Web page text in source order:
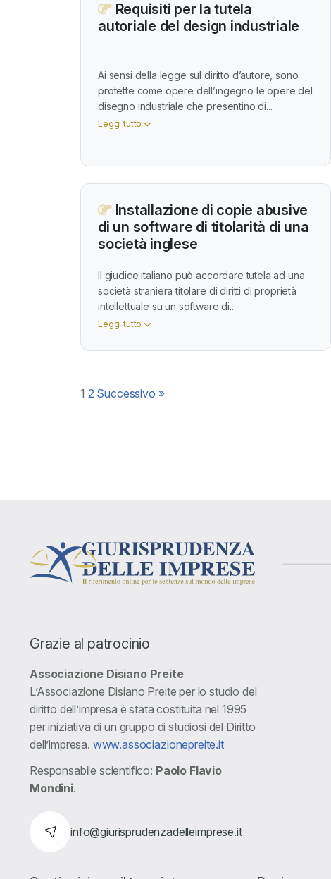
Requisiti per la tutela
autoriale del design industriale
Ai sensi della legge sul diritto d’autore, sono
protette come opere dell’ingegno le opere del
disegno industriale che presentino di...
Leggi tutto
Installazione di copie abusive
di un software di titolarità di una
società inglese
Il giudice italiano può accordare tutela ad una
società straniera titolare di diritti di proprietà
intellettuale su un software di...
Leggi tutto
Paginazione
1 2 Successivo »
Grazie al patrocinio
Associazione Disiano Preite
L’Associazione Disiano Preite per lo studio del
diritto dell’impresa è stata costituita nel 1995
per iniziativa di un gruppo di studiosi del Diritto
dell’impresa. www.associazionepreite.it
Responsabile scientifico: Paolo Flavio
Mondini.
info@giurisprudenzadelleimprese.it